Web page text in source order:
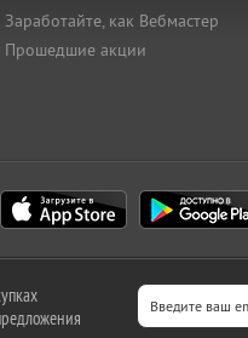
Заработайте, как Вебмастер
Прошедшие акции